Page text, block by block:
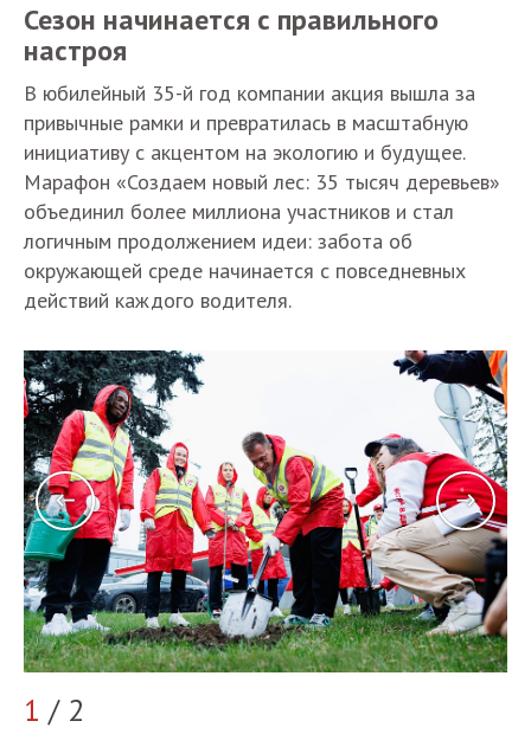
Сезон начинается с правильного
настроя
В юбилейный 35-й год компании акция вышла за
привычные рамки и превратилась в масштабную
инициативу с акцентом на экологию и будущее.
Марафон «Создаем новый лес: 35 тысяч деревьев»
объединил более миллиона участников и стал
логичным продолжением идеи: забота об
окружающей среде начинается с повседневных
действий каждого водителя.
1 / 2